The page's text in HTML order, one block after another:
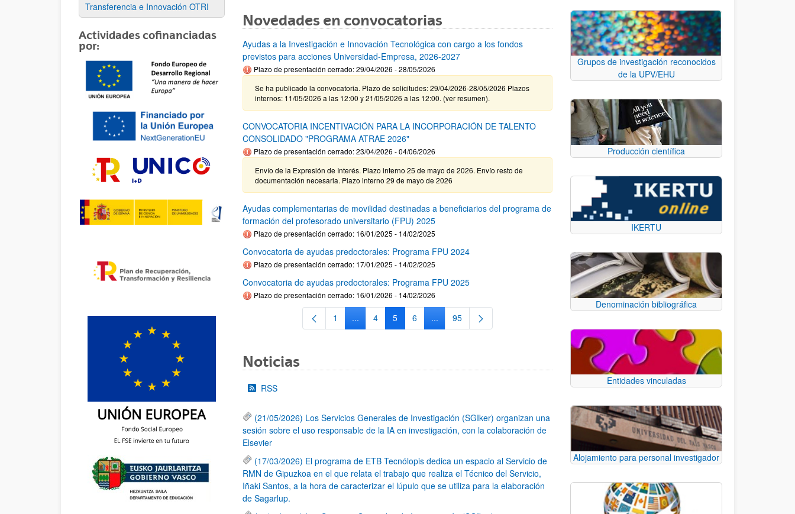
Transferencia e Innovación OTRI
Actividades cofinanciadas
por:
Novedades en convocatorias
Ayudas a la Investigación e Innovación Tecnológica con cargo a los fondos
previstos para acciones Universidad-Empresa, 2026-2027
Plazo de presentación cerrado: 29/04/2026 - 28/05/2026
Se ha publicado la convocatoria. Plazo de solicitudes: 29/04/2026-28/05/2026 Plazos
internos: 11/05/2026 a las 12:00 y 21/05/2026 a las 12:00. (ver resumen).
CONVOCATORIA INCENTIVACIÓN PARA LA INCORPORACIÓN DE TALENTO
CONSOLIDADO "PROGRAMA ATRAE 2026"
Plazo de presentación cerrado: 23/04/2026 - 04/06/2026
Envío de la Expresión de Interés. Plazo interno 25 de mayo de 2026. Envío resto de
documentación necesaria. Plazo interno 29 de mayo de 2026
Ayudas complementarias de movilidad destinadas a beneficiarios del programa de
formación del profesorado universitario (FPU) 2025
Plazo de presentación cerrado: 16/01/2025 - 14/02/2025
Convocatoria de ayudas predoctorales: Programa FPU 2024
Plazo de presentación cerrado: 17/01/2025 - 14/02/2025
Convocatoria de ayudas predoctorales: Programa FPU 2025
Plazo de presentación cerrado: 16/01/2026 - 14/02/2026
Página
1 ...Páginas intermedias Use TAB para desplazarse.
Página
4 Página
5 Página
6 ...Páginas intermedias Use TAB para desplazarse.
Página
95
Noticias
RSS
(21/05/2026) Los Servicios Generales de Investigación (SGIker) organizan una
sesión sobre el uso responsable de la IA en investigación, con la colaboración de
Elsevier
(17/03/2026) El programa de ETB Tecnólopis dedica un espacio al Servicio de
RMN de Gipuzkoa en el que relata el trabajo que realiza el Técnico del Servicio,
Iñaki Santos, a la hora de caracterizar el lúpulo que se utiliza para la elaboración
de Sagarlup.
Grupos de investigación reconocidos
de la UPV/EHU
Producción científica
IKERTU
Denominación bibliográfica
Entidades vinculadas
Alojamiento para personal investigador